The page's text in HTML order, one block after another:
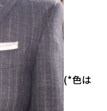
(*色は